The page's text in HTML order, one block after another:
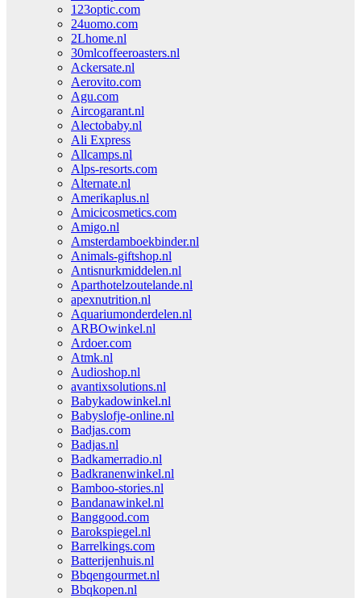
123optic.com
24uomo.com
2Lhome.nl
30mlcoffeeroasters.nl
Ackersate.nl
Aerovito.com
Agu.com
Aircogarant.nl
Alectobaby.nl
Ali Express
Allcamps.nl
Alps-resorts.com
Alternate.nl
Amerikaplus.nl
Amicicosmetics.com
Amigo.nl
Amsterdamboekbinder.nl
Animals-giftshop.nl
Antisnurkmiddelen.nl
Aparthotelzoutelande.nl
apexnutrition.nl
Aquariumonderdelen.nl
ARBOwinkel.nl
Ardoer.com
Atmk.nl
Audioshop.nl
avantixsolutions.nl
Babykadowinkel.nl
Babyslofje-online.nl
Badjas.com
Badjas.nl
Badkamerradio.nl
Badkranenwinkel.nl
Bamboo-stories.nl
Bandanawinkel.nl
Banggood.com
Barokspiegel.nl
Barrelkings.com
Batterijenhuis.nl
Bbqengourmet.nl
Bbqkopen.nl